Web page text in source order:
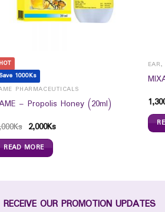
HOT
Save 1000Ks
PHARMACEUTICALS
– Propolis Honey (20ml)
Ks 2,000Ks
READ MORE
RECEIVE OUR PROMOTION UPDATES